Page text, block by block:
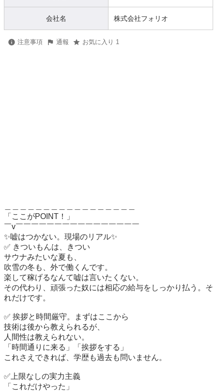
会社名 株式会社フォリオ
注意事項 通報 お気に入り 1
「ここがPOINT！」
￣v￣￣￣￣￣￣￣￣￣￣￣￣￣￣￣￣
✨嘘はつかない。現場のリアル✨
✅ きついもんは、きつい
サウナみたいな夏も、
吹雪の冬も、外で働くんです。
楽して稼げるなんて嘘は言いたくない。
その代わり、頑張った奴には相応の給与をしっかり払う。そ
れだけです。
✅ 挨拶と時間厳守。まずはここから
技術は後から教えられるが、
人間性は教えられない。
「時間通りに来る」「挨拶をする」
これさえできれば、学歴も過去も問いません。
✅上限なしの実力主義
「これだけやった」